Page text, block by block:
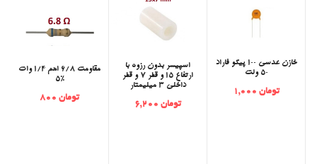
مقاومت 6/8 اهم 1/4 وات
5%
تومان 800
‫اسپیسر بدون رزوه با
ارتفاع 15 و قطر 7 و قطر
داخلی 3 میلیمتار
تومان 6,200
خازن عدسی 100 پیکو فاراد
50 ولت
تومان 1,000